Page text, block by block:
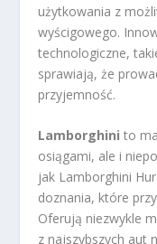
użytkowania z
wyścigowego.
technologiczne,
sprawiają, że
przyjemność.
Lamborghini to
osiągami, ale i
jak Lamborghini
doznania, które
Oferują niezwykle
z najszybszych aut